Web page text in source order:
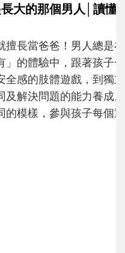
人│讀懂父親的
男人總是在一次
跟著孩子一起長
戲，到獨立自
能力養成。爸爸
孩子每個重要的